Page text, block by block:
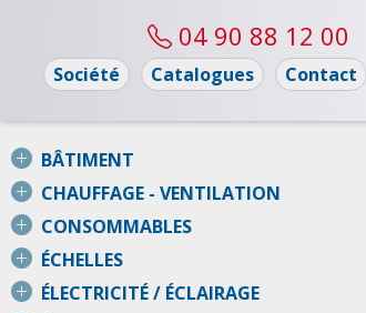
04 90 88 12 00
Société Catalogues Contact
BÂTIMENT
CHAUFFAGE - VENTILATION
CONSOMMABLES
ÉCHELLES
ÉLECTRICITÉ / ÉCLAIRAGE